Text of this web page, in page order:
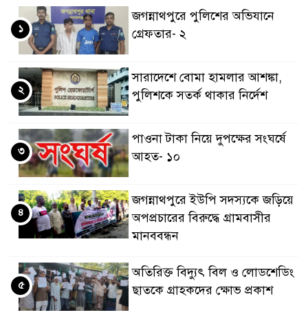
জগন্নাথপুরে পুলিশের অভিযানে
গ্রেফতার- ২
১
সারাদেশে বোমা হামলার আশঙ্কা,
পুলিশকে সতর্ক থাকার নির্দেশ
২
পাওনা টাকা নিয়ে দুপক্ষের সংঘর্ষে
আহত- ১০
৩
জগন্নাথপুরে ইউপি সদস্যকে জড়িয়ে
অপপ্রচারের বিরুদ্ধে গ্রামবাসীর
মানববন্ধন
৪
অতিরিক্ত বিদ্যুৎ বিল ও লোডশেডিং
ছাতকে গ্রাহকদের ক্ষোভ প্রকাশ
৫